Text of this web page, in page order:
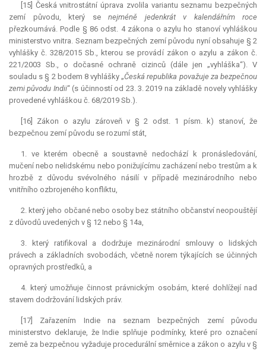
[15] Česká vnitrostátní úprava zvolila variantu seznamu bezpečných
zemí původu, který se nejméně jedenkrát v kalendářním roce
přezkoumává. Podle § 86 odst. 4 zákona o azylu ho stanoví vyhláškou
ministerstvo vnitra. Seznam bezpečných zemí původu nyní obsahuje § 2
vyhlášky č. 328/2015 Sb., kterou se provádí zákon o azylu a zákon č.
221/2003 Sb., o dočasné ochraně cizinců (dále jen „vyhláška“). V
souladu s § 2 bodem 8 vyhlášky „Česká republika považuje za bezpečnou
zemi původu Indii“ (s účinností od 23. 3. 2019 na základě novely vyhlášky
provedené vyhláškou č. 68/2019 Sb.).
[16] Zákon o azylu zároveň v § 2 odst. 1 písm. k) stanoví, že
bezpečnou zemí původu se rozumí stát,
1. ve kterém obecně a soustavně nedochází k pronásledování,
mučení nebo nelidskému nebo ponižujícímu zacházení nebo trestům a k
hrozbě z důvodu svévolného násilí v případě mezinárodního nebo
vnitřního ozbrojeného konfliktu,
2. který jeho občané nebo osoby bez státního občanství neopouštějí
z důvodů uvedených v § 12 nebo § 14a,
3. který ratifikoval a dodržuje mezinárodní smlouvy o lidských
právech a základních svobodách, včetně norem týkajících se účinných
opravných prostředků, a
4. který umožňuje činnost právnickým osobám, které dohlížejí nad
stavem dodržování lidských práv.
[17] Zařazením Indie na seznam bezpečných zemí původu
ministerstvo deklaruje, že Indie splňuje podmínky, které pro označení
země za bezpečnou vyžaduje procedurální směrnice a zákon o azylu v §